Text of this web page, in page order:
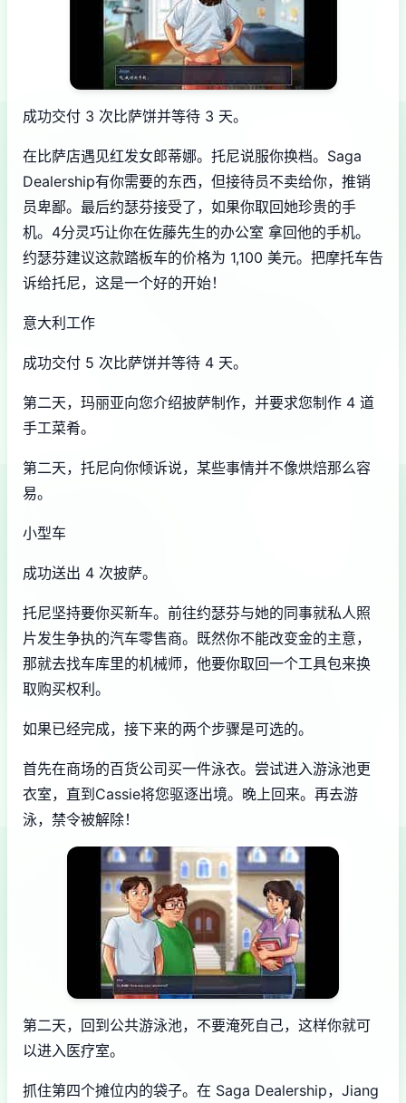
成功交付 3 次比萨饼并等待 3 天。
在比萨店遇见红发女郎蒂娜。托尼说服你换档。Saga
Dealership有你需要的东西，但接待员不卖给你，推销
员卑鄙。最后约瑟芬接受了，如果你取回她珍贵的手
机。4分灵巧让你在佐藤先生的办公室 拿回他的手机。
约瑟芬建议这款踏板车的价格为 1,100 美元。把摩托车告
诉给托尼，这是一个好的开始！
意大利工作
成功交付 5 次比萨饼并等待 4 天。
第二天，玛丽亚向您介绍披萨制作，并要求您制作 4 道
手工菜肴。
第二天，托尼向你倾诉说，某些事情并不像烘焙那么容
易。
小型车
成功送出 4 次披萨。
托尼坚持要你买新车。前往约瑟芬与她的同事就私人照
片发生争执的汽车零售商。既然你不能改变金的主意，
那就去找车库里的机械师，他要你取回一个工具包来换
取购买权利。
如果已经完成，接下来的两个步骤是可选的。
首先在商场的百货公司买一件泳衣。尝试进入游泳池更
衣室，直到Cassie将您驱逐出境。晚上回来。再去游
泳，禁令被解除！
第二天，回到公共游泳池，不要淹死自己，这样你就可
以进入医疗室。
抓住第四个摊位内的袋子。在 Saga Dealership，Jiang